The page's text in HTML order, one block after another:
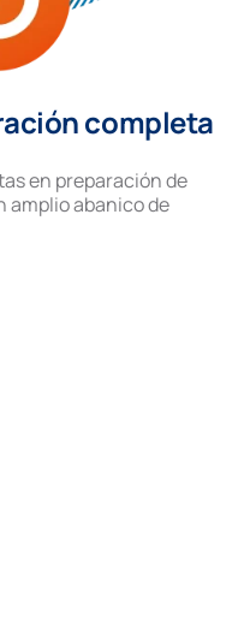
completa
en preparación de
amplio abanico de